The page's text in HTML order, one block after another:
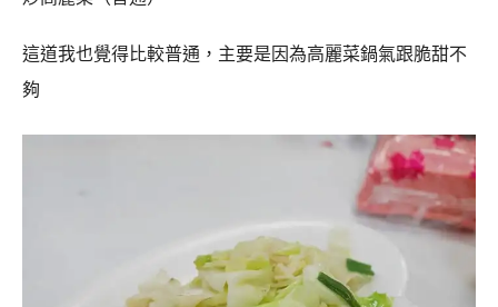
這道我也覺得比較普通，主要是因為高麗菜鍋氣跟脆甜不
夠